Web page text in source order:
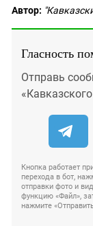
Автор:
Гласность
Отправь
Кнопка работает
перехода в бот,
отправки фото и
функцию «Файл»,
нажмите